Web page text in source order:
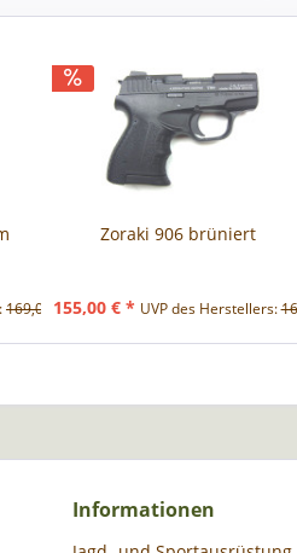
169,00 € *
Zoraki 906 brüniert
155,00 € * UVP des Herstellers:
Informationen